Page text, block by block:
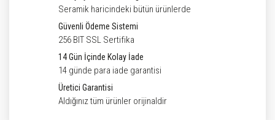
Seramik haricindeki bütün ürünlerde
Güvenli Ödeme Sistemi
256 BIT SSL Sertifika
14 Gün İçinde Kolay İade
14 günde para iade garantisi
Üretici Garantisi
Aldığınız tüm ürünler orijinaldir